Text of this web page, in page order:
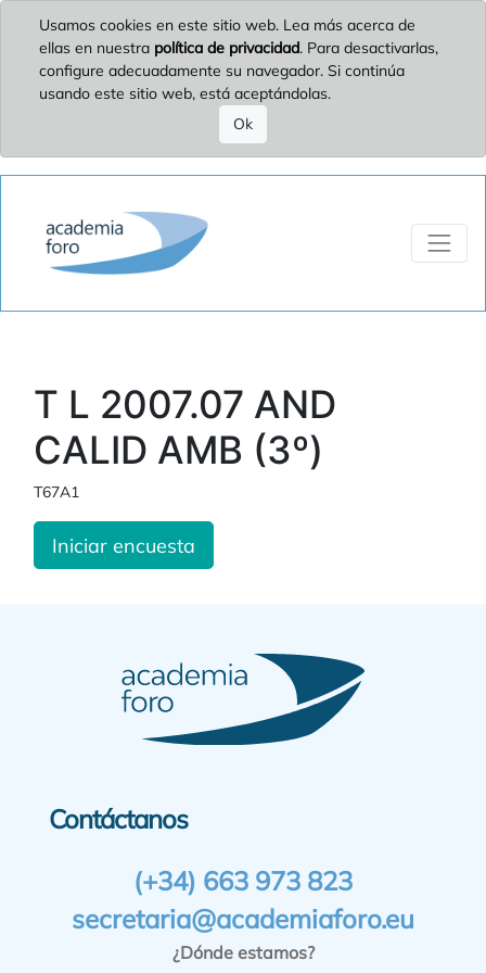
Usamos cookies en este sitio web. Lea más acerca de
ellas en nuestra política de privacidad. Para desactivarlas,
configure adecuadamente su navegador. Si continúa
usando este sitio web, está aceptándolas.
Ok
T L 2007.07 AND
CALID AMB (3º)
T67A1
Iniciar encuesta
Contáctanos
(+34) 663 973 823
secretaria@academiaforo.eu
¿Dónde estamos?